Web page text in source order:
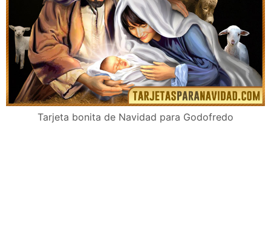
Tarjeta bonita de Navidad para Godofredo